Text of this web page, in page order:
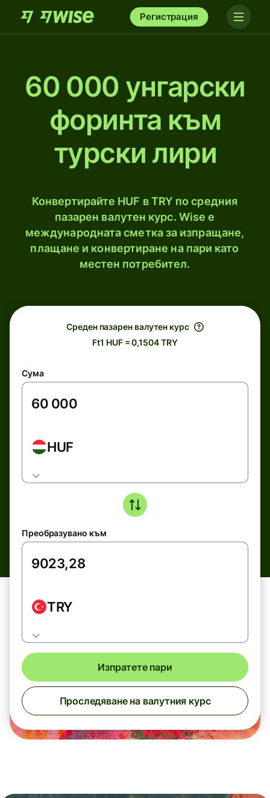
Регистрация
60 000 унгарски
форинта към
турски лири
Конвертирайте HUF в TRY по средния
пазарен валутен курс. Wise е
международната сметка за изпращане,
плащане и конвертиране на пари като
местен потребител.
Среден пазарен валутен курс
Ft1 HUF = 0,1504 TRY
Сума
HUF
Преобразувано към
TRY
Изпратете пари
Проследяване на валутния курс